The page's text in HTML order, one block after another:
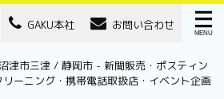
GAKU本社 お問い合わせ
津市三津 / 静岡市 - 新聞販売・ポスティン
ーニング・携帯電話取扱店・イベント企画